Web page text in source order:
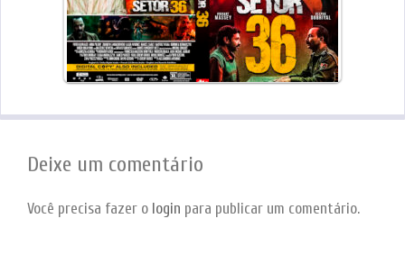
Deixe um comentário
Você precisa fazer o login para publicar um comentário.